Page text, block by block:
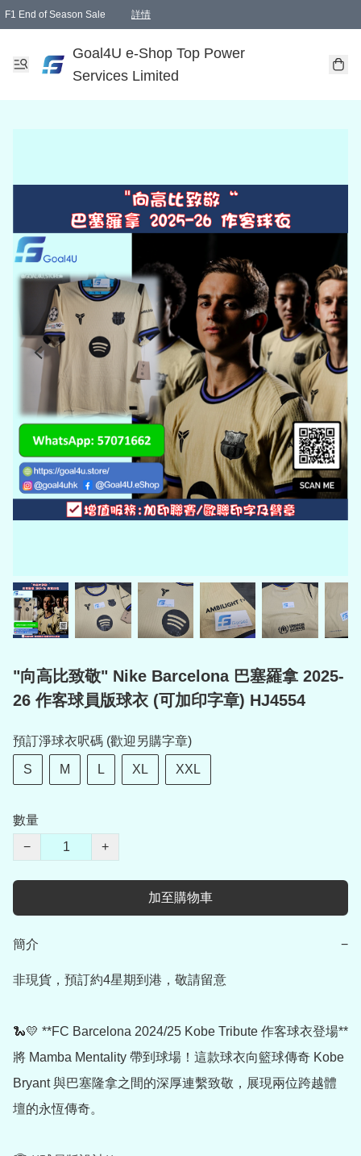
F1 End of Season Sale 詳情
Goal4U e-Shop Top Power
Services Limited
"向高比致敬" Nike Barcelona 巴塞羅拿 2025-
26 作客球員版球衣 (可加印字章) HJ4554
預訂淨球衣呎碼 (歡迎另購字章)
S M L XL XXL
數量
−
+
加至購物車
簡介 −
非現貨，預訂約4星期到港，敬請留意
🐍💛 **FC Barcelona 2024/25 Kobe Tribute 作客球衣登場**
將 Mamba Mentality 帶到球場！這款球衣向籃球傳奇 Kobe
Bryant 與巴塞隆拿之間的深厚連繫致敬，展現兩位跨越體
壇的永恆傳奇。